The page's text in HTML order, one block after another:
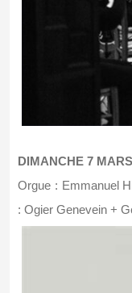
DIMANCHE 7
Orgue : Emmanuel
: Ogier Genevein +